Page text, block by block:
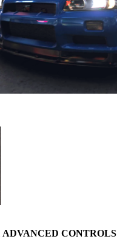
ADVANCED CONTROLS